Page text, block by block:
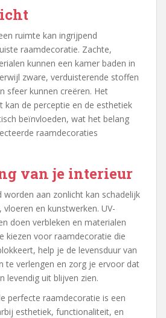
ruimte kan ingrijpend
raamdecoratie. Zachte,
kunnen een kamer baden in
zware, verduisterende stoffen
sfeer kunnen creëren. Het
kan de perceptie en de esthetiek
beïnvloeden, wat het belang
raamdecoraties
van je interieur
worden aan zonlicht kan schadelijk
en kunstwerken. UV-
doen verbleken en materialen
kiezen voor raamdecoratie die
help je de levensduur van
te verlengen en zorg je ervoor dat
levendig uit blijven zien.
perfecte raamdecoratie is een
esthetiek, functionaliteit, en